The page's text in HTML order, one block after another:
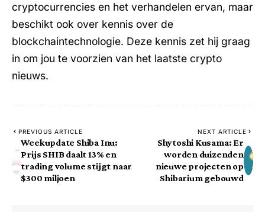
cryptocurrencies en het verhandelen ervan, maar
beschikt ook over kennis over de
blockchaintechnologie. Deze kennis zet hij graag
in om jou te voorzien van het laatste crypto
nieuws.
PREVIOUS ARTICLE
Weekupdate Shiba Inu:
Prijs SHIB daalt 13% en
trading volume stijgt naar
$300 miljoen
NEXT ARTICLE
Shytoshi Kusama: Er
worden duizenden
nieuwe projecten op
Shibarium gebouwd